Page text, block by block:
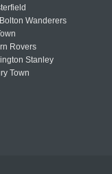
Wanderers
Rovers
Stanley
Town